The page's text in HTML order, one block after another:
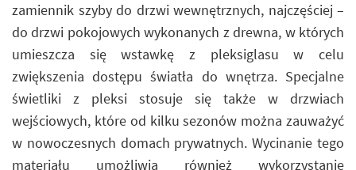
zamiennik szyby do drzwi wewnętrznych, najczęściej –
do drzwi pokojowych wykonanych z drewna, w których
umieszcza się wstawkę z pleksiglasu w celu
zwiększenia dostępu światła do wnętrza. Specjalne
świetliki z pleksi stosuje się także w drzwiach
wejściowych, które od kilku sezonów można zauważyć
w nowoczesnych domach prywatnych. Wycinanie tego
materiału umożliwia również wykorzystanie